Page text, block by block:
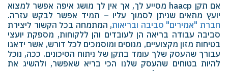
אם תקן haacp מסייע לך, אך אין לך מושג איפה אפשר למצוא
יועץ מתאים שניתן לסמוך עליו – תמיד אפשר לבקש עזרה.
חברת "אמירים" סביבה ובריאות, המתמחה בכל הקשור ליצירת
סביבה עבודה בריאה הן לעובדים והן ללקוחות, מספקת יועצי
בטיחות מזון מקצועיים, מנוסים ומוסמכים לכל דורש, אשר ידאגו
עבורך שהעסק שלך עומד בתקן של ניתוח הסיכונים. ככה, נוכל
להיות בטוחים שהעסק שלנו הכי בריא שאפשר, ולהשיג את